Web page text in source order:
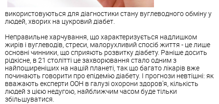
використовуються для діагностики стану вуглеводного обміну у
людей, хворих на цукровий діабет.
Неправильне харчування, що характеризується надлишком
жирів і вуглеводів, стреси, малорухливий спосіб життя - це лише
основні чинники, що сприяють розвитку діабету. Раніше досить
рідкісне, в 21 столітті це захворювання стало одним з
найпоширеніших на нашій планеті, так що багато лікарів вже
починають говорити про епідемію діабету. І прогнози невтішні: як
вважають експерти ООН в галузі охорони здоров'я, кількість
людей з цією недугою, найближчим часом буде тільки
збільшуватися.